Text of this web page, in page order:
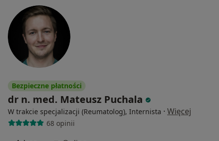
Bezpieczne płatności
dr n. med. Mateusz Puchala
W trakcie specjalizacji (Reumatolog), Internista · Więcej
68 opinii